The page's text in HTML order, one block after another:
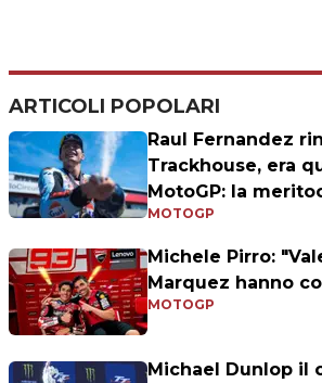
ARTICOLI POPOLARI
Raul Fernandez
Trackhouse, era
MotoGP: la
MOTOGP
Michele Pirro:
Marquez hanno
MOTOGP
Michael Dunlop il